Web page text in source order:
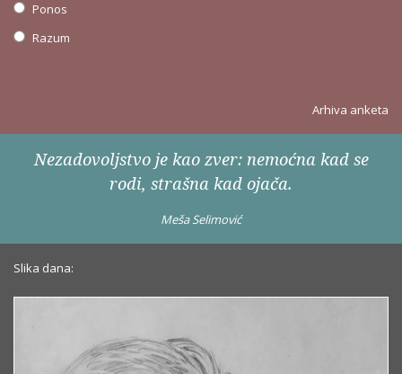
Ponos
Razum
Arhiva anketa
Nezadovoljstvo je kao zver: nemoćna kad se
rodi, strašna kad ojača.
Meša Selimović
Slika dana: